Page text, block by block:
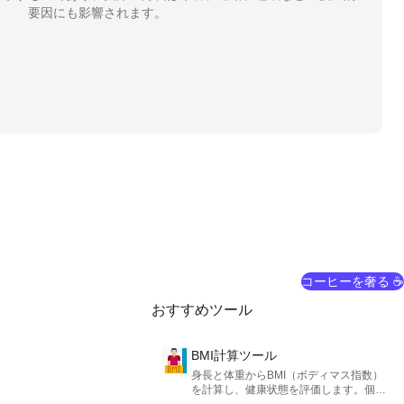
要因にも影響されます。
コーヒーを奢る ☕
おすすめツール
BMI計算ツール
身長と体重からBMI（ボディマス指数）
を計算し、健康状態を評価します。個人